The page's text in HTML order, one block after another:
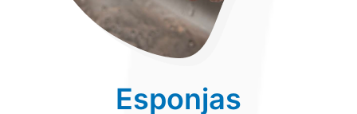
Esponjas